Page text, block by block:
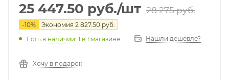
25 447.50 руб./шт 28 275руб.
-10% Экономия 2 827.50 руб.
Есть в наличии: 1 в 1 магазине Нашли дешевле?
Хочу в подарок